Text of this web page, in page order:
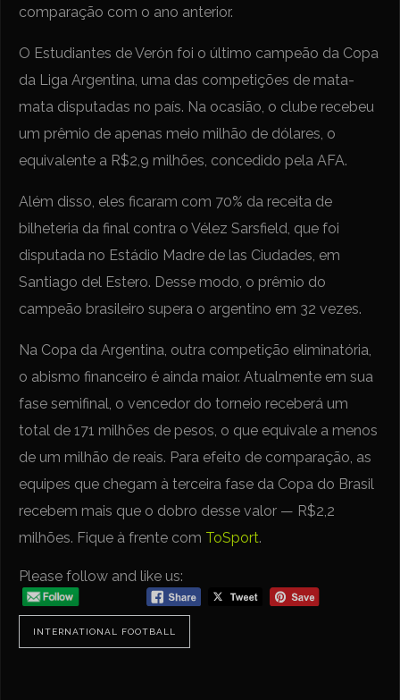
comparação com o ano anterior.
O Estudiantes de Verón foi o último campeão da Copa
da Liga Argentina, uma das competições de mata-
mata disputadas no país. Na ocasião, o clube recebeu
um prêmio de apenas meio milhão de dólares, o
equivalente a R$2,9 milhões, concedido pela AFA.
Além disso, eles ficaram com 70% da receita de
bilheteria da final contra o Vélez Sarsfield, que foi
disputada no Estádio Madre de las Ciudades, em
Santiago del Estero. Desse modo, o prêmio do
campeão brasileiro supera o argentino em 32 vezes.
Na Copa da Argentina, outra competição eliminatória,
o abismo financeiro é ainda maior. Atualmente em sua
fase semifinal, o vencedor do torneio receberá um
total de 171 milhões de pesos, o que equivale a menos
de um milhão de reais. Para efeito de comparação, as
equipes que chegam à terceira fase da Copa do Brasil
recebem mais que o dobro desse valor — R$2,2
milhões. Fique à frente com ToSport.
Please follow and like us:
INTERNATIONAL FOOTBALL